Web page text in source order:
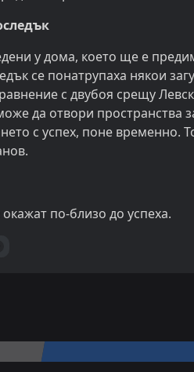
у дома, което ще е
се понатрупаха някои
с двубоя срещу
да отвори пространства
с успех, поне временно.
по-близо до успеха.